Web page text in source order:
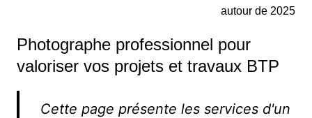
autour de 2025
Photographe professionnel pour
valoriser vos projets et travaux BTP
Cette page présente les services d'un